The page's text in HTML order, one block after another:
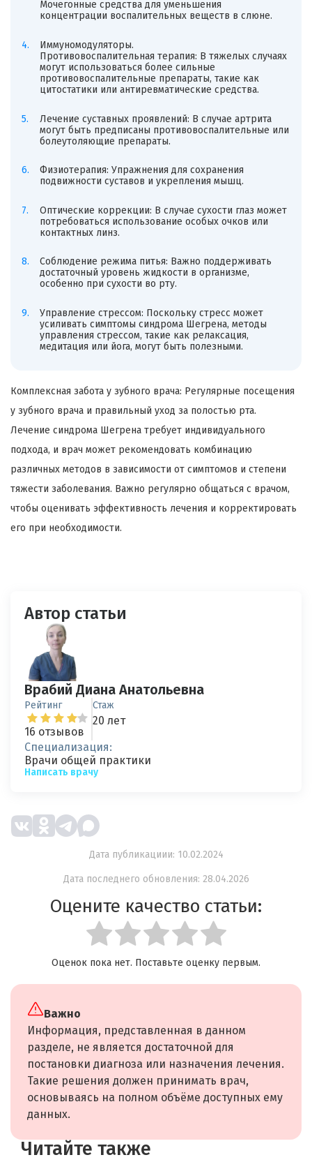
Мочегонные средства для уменьшения
концентрации воспалительных веществ в слюне.
Иммуномодуляторы.
Противовоспалительная терапия: В тяжелых случаях
могут использоваться более сильные
противовоспалительные препараты, такие как
цитостатики или антиревматические средства.
Лечение суставных проявлений: В случае артрита
могут быть предписаны противовоспалительные или
болеутоляющие препараты.
Физиотерапия: Упражнения для сохранения
подвижности суставов и укрепления мышц.
Оптические коррекции: В случае сухости глаз может
потребоваться использование особых очков или
контактных линз.
Соблюдение режима питья: Важно поддерживать
достаточный уровень жидкости в организме,
особенно при сухости во рту.
Управление стрессом: Поскольку стресс может
усиливать симптомы синдрома Шегрена, методы
управления стрессом, такие как релаксация,
медитация или йога, могут быть полезными.
Комплексная забота у зубного врача: Регулярные посещения
у зубного врача и правильный уход за полостью рта.
Лечение синдрома Шегрена требует индивидуального
подхода, и врач может рекомендовать комбинацию
различных методов в зависимости от симптомов и степени
тяжести заболевания. Важно регулярно общаться с врачом,
чтобы оценивать эффективность лечения и корректировать
его при необходимости.
Автор статьи
Врабий Диана Анатольевна
Рейтинг
16 отзывов
Стаж
20 лет
Специализация:
Врачи общей практики
Написать врачу
Дата публикациии: 10.02.2024
Дата последнего обновления: 28.04.2026
Оцените качество статьи:
Оценок пока нет. Поставьте оценку первым.
Важно
Информация, представленная в данном
разделе, не является достаточной для
постановки диагноза или назначения лечения.
Такие решения должен принимать врач,
основываясь на полном объёме доступных ему
данных.
Читайте также